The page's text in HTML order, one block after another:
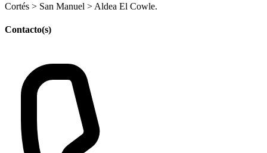
Cortés > San Manuel > Aldea El Cowle.
Contacto(s)